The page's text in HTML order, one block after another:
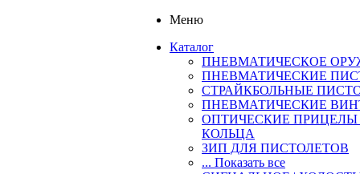
Меню
Каталог
ПНЕВМАТИЧЕСКОЕ
ПНЕВМАТИЧЕСКИЕ
СТРАЙКБОЛЬНЫЕ
ПНЕВМАТИЧЕСКИЕ
ОПТИЧЕСКИЕ ПРИЦЕЛЫ
КОЛЬЦА
ЗИП ДЛЯ ПИСТОЛЕТОВ
... Показать все